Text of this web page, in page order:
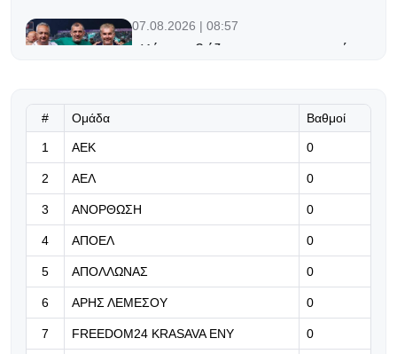
07.08.2026 | 08:57
«Κάποιοι βιάζονται να ειρωνευτούν
«Μας δίνει τρομερή αυτοπεποίθηση,
αλλά ξέρουμε τι μας περιμένει στην
07.08.2026 | 08:31
Λουίζ: «Θα ήταν άλλη έκβαση, αν
είχαμε προηγηθεί»
07.08.2026 | 08:18
«Γκρέμισαν» τη Φλωρεντία στην
υποδοχή του Μασταντουόνο! (vid)
# Ομάδα Βαθμοί
1 ΑΕΚ 0
2 ΑΕΛ 0
3 ΑΝΟΡΘΩΣΗ 0
4 ΑΠΟΕΛ 0
5 ΑΠΟΛΛΩΝΑΣ 0
6 ΑΡΗΣ ΛΕΜΕΣΟΥ 0
7 FREEDOM24 KRASAVA ΕΝΥ 0